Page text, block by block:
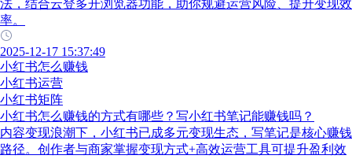
法，结合云登多开浏览器功能，助你规避运营风险、提升变现效
率。
2025-12-17 15:37:49
小红书怎么赚钱
小红书运营
小红书矩阵
小红书怎么赚钱的方式有哪些？写小红书笔记能赚钱吗？
内容变现浪潮下，小红书已成多元变现生态，写笔记是核心赚钱
路径。创作者与商家掌握变现方式+高效运营工具可提升盈利效